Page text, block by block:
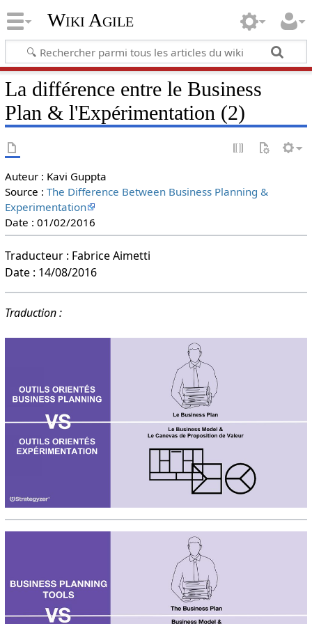
Wiki Agile
La différence entre le Business
Plan & l'Expérimentation (2)
Auteur : Kavi Guppta
Source : The Difference Between Business Planning &
Experimentation
Date : 01/02/2016
Traducteur : Fabrice Aimetti
Date : 14/08/2016
Traduction :